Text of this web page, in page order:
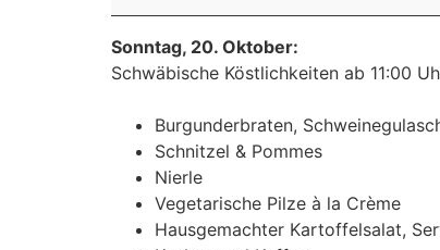
Sonntag, 20. Oktober:
Schwäbische Köstlichkeiten ab 11:00
Burgunderbraten,
Schnitzel & Pommes
Nierle
Vegetarische Pilze à la Crème
Hausgemachter Kartoffelsalat,